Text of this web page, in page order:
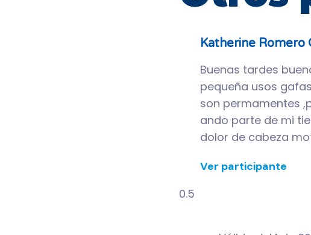
Katherine Romero
Buenas tardes
pequeña usos
son permamentes
ando parte de mi
dolor de cabeza
Ver participante